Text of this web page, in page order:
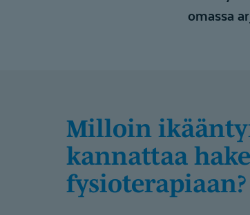
omassa
Milloin ikääntyneen
kannattaa
fysioterapiaan?